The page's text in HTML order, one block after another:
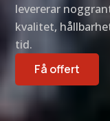
levererar
kvalitet,
tid.
Få offert